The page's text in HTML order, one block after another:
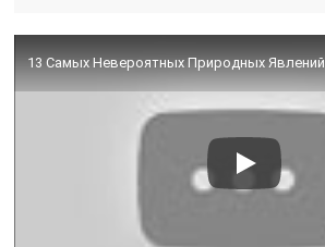
13 Самых Невероятных Природных Явлений